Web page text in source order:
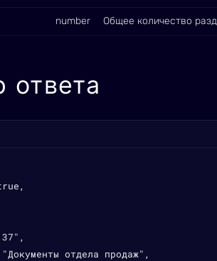
number Общее количество
ответа
отдела продаж",